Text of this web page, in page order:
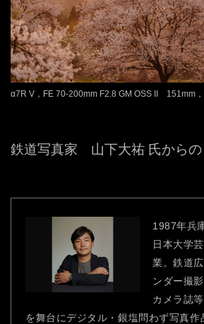
α7R V，FE 70-200mm F2.8 GM OSS II 151mm
鉄道写真家 山下大祐 氏からの
1987年兵
日本大学
業。鉄道
ンダー撮
カメラ誌
を舞台にデジタル・銀塩問わず写真作